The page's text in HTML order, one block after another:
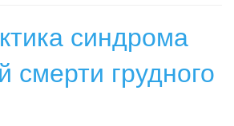
синдрома
смерти грудного